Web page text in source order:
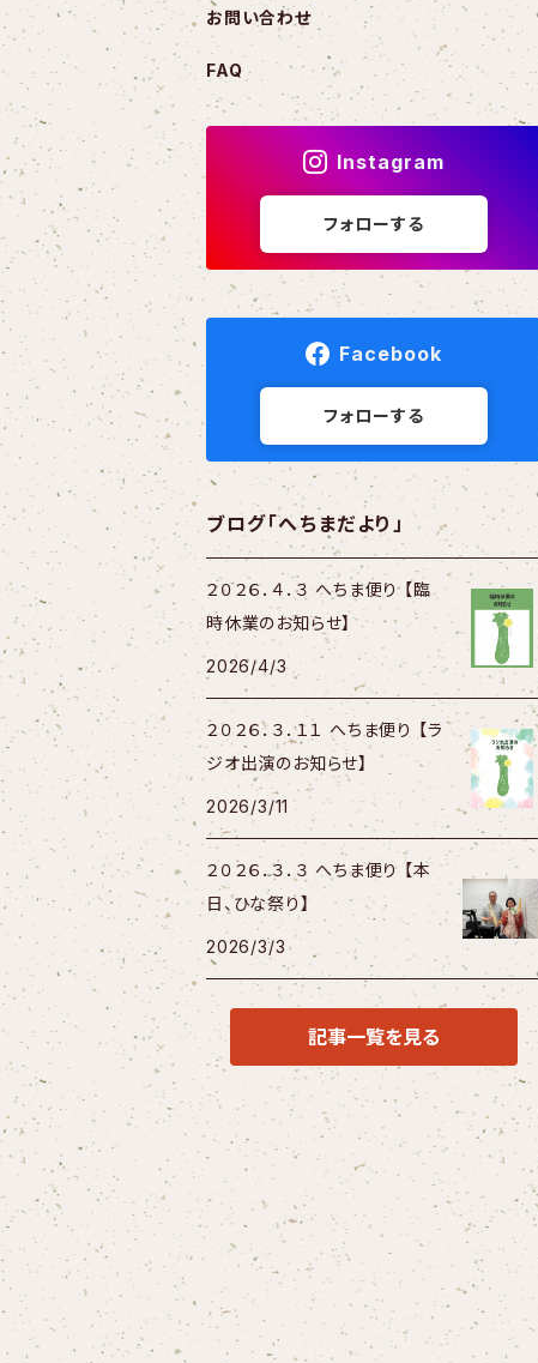
お問い合わせ
FAQ
Instagram
フォローする
Facebook
フォローする
ブログ「へちまだより」
２０２６．４．３ へちま便り 【臨
時休業のお知らせ】
2026/4/3
２０２６．３．１１ へちま便り 【ラ
ジオ出演のお知らせ】
2026/3/11
２０２６．３．３ へちま便り 【本
日、ひな祭り】
2026/3/3
記事一覧を見る